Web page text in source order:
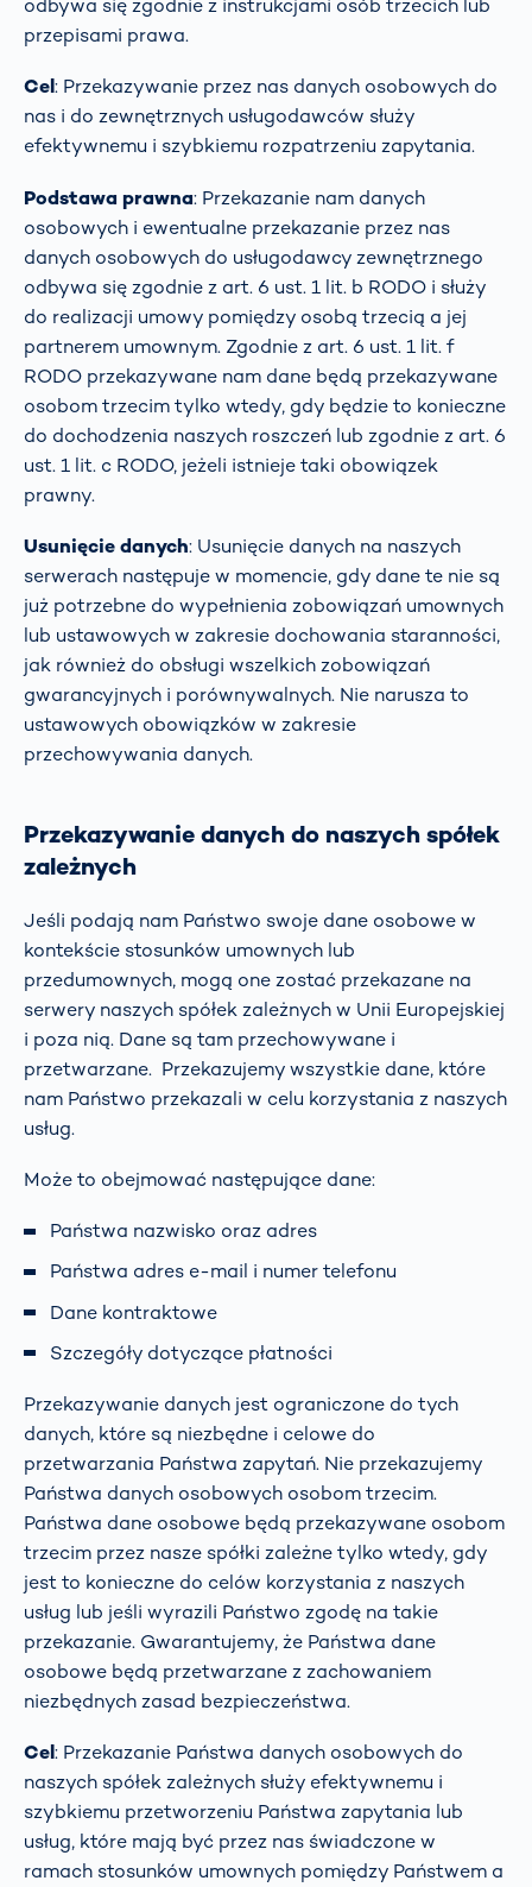
odbywa się zgodnie z instrukcjami osób trzecich lub
przepisami prawa.
Cel: Przekazywanie przez nas danych osobowych do
nas i do zewnętrznych usługodawców służy
efektywnemu i szybkiemu rozpatrzeniu zapytania.
Podstawa prawna: Przekazanie nam danych
osobowych i ewentualne przekazanie przez nas
danych osobowych do usługodawcy zewnętrznego
odbywa się zgodnie z art. 6 ust. 1 lit. b RODO i służy
do realizacji umowy pomiędzy osobą trzecią a jej
partnerem umownym. Zgodnie z art. 6 ust. 1 lit. f
RODO przekazywane nam dane będą przekazywane
osobom trzecim tylko wtedy, gdy będzie to konieczne
do dochodzenia naszych roszczeń lub zgodnie z art. 6
ust. 1 lit. c RODO, jeżeli istnieje taki obowiązek
prawny.
Usunięcie danych: Usunięcie danych na naszych
serwerach następuje w momencie, gdy dane te nie są
już potrzebne do wypełnienia zobowiązań umownych
lub ustawowych w zakresie dochowania staranności,
jak również do obsługi wszelkich zobowiązań
gwarancyjnych i porównywalnych. Nie narusza to
ustawowych obowiązków w zakresie
przechowywania danych.
Przekazywanie danych do naszych spółek
zależnych
Jeśli podają nam Państwo swoje dane osobowe w
kontekście stosunków umownych lub
przedumownych, mogą one zostać przekazane na
serwery naszych spółek zależnych w Unii Europejskiej
i poza nią. Dane są tam przechowywane i
przetwarzane. Przekazujemy wszystkie dane, które
nam Państwo przekazali w celu korzystania z naszych
usług.
Może to obejmować następujące dane:
Państwa nazwisko oraz adres
Państwa adres e-mail i numer telefonu
Dane kontraktowe
Szczegóły dotyczące płatności
Przekazywanie danych jest ograniczone do tych
danych, które są niezbędne i celowe do
przetwarzania Państwa zapytań. Nie przekazujemy
Państwa danych osobowych osobom trzecim.
Państwa dane osobowe będą przekazywane osobom
trzecim przez nasze spółki zależne tylko wtedy, gdy
jest to konieczne do celów korzystania z naszych
usług lub jeśli wyrazili Państwo zgodę na takie
przekazanie. Gwarantujemy, że Państwa dane
osobowe będą przetwarzane z zachowaniem
niezbędnych zasad bezpieczeństwa.
Cel: Przekazanie Państwa danych osobowych do
naszych spółek zależnych służy efektywnemu i
szybkiemu przetworzeniu Państwa zapytania lub
usług, które mają być przez nas świadczone w
ramach stosunków umownych pomiędzy Państwem a